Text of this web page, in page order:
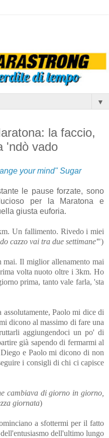
▼
la faccio,
'ndò vado
your mind" Sugar
le pause forzate, sono
per la Maratona e
giusta euforia.
Un fallimento. Rivedo i miei
cazzo vai tra due settimane'")
Il miglior allenamento mai
volta nuoto oltre i 3km. Ho
prima, tanto vale farla, 'sta
Paolo mi dice di
dicono al massimo di fare una
aggiungendoci un po' di
già sapendo di fermarmi al
e Paolo mi dicono di non
i consigli di chi ci capisce
cambiava di giorno in giorno,
giornata)
a sfottermi per il fatto
dell'ultimo lungo